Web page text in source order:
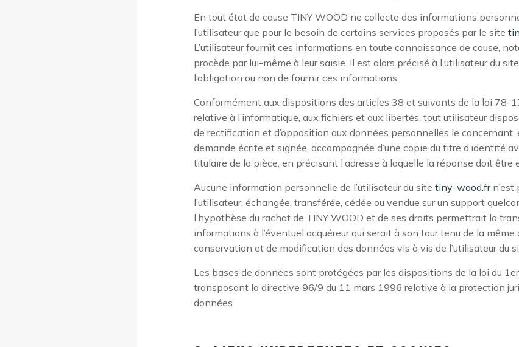
En tout état de cause TINY WOOD ne collecte des informations
l’utilisateur que pour le besoin de certains services proposés par le site
L’utilisateur fournit ces informations en toute connaissance de cause,
procède par lui-même à leur saisie. Il est alors précisé à l’utilisateur du site
l’obligation ou non de fournir ces informations.
Conformément aux dispositions des articles 38 et suivants de la loi 78-
relative à l’informatique, aux fichiers et aux libertés, tout utilisateur
de rectification et d’opposition aux données personnelles le
demande écrite et signée, accompagnée d’une copie du titre d’identité
titulaire de la pièce, en précisant l’adresse à laquelle la réponse doit être
Aucune information personnelle de l’utilisateur du site tiny-wood.frn’est
l’utilisateur, échangée, transférée, cédée ou vendue sur un support
l’hypothèse du rachat de TINY WOOD et de ses droits permettrait la
informations à l’éventuel acquéreur qui serait à son tour tenu de la
conservation et de modification des données vis à vis de l’utilisateur du
Les bases de données sont protégées par les dispositions de la loi du
transposant la directive 96/9 du 11 mars 1996 relative à la protection
données.